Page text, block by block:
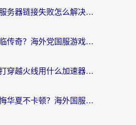
女神星球海外服务器链接失败怎么解决？海外党国服游戏加速避坑指南
日本怎么玩君临传奇？海外党国服游戏加速避坑指南（附菲律宾欧洲玩家实测）
海外党必看：打穿越火线用什么加速器？解决延迟卡顿，还能玩奇妙拼图世界和第五人格
波兰怎么玩无悔华夏不卡顿？海外国服游戏加速器终极指南（附征途2萤火突击解决方案）